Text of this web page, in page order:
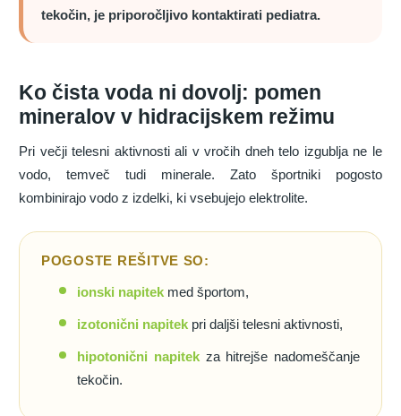
tekočin, je priporočljivo kontaktirati pediatra.
Ko čista voda ni dovolj: pomen
mineralov v hidracijskem režimu
Pri večji telesni aktivnosti ali v vročih dneh telo izgublja ne le
vodo, temveč tudi minerale. Zato športniki pogosto
kombinirajo vodo z izdelki, ki vsebujejo elektrolite.
POGOSTE REŠITVE SO:
ionski napitek med športom,
izotonični napitek pri daljši telesni aktivnosti,
hipotonični napitekza hitrejše nadomeščanje
tekočin.